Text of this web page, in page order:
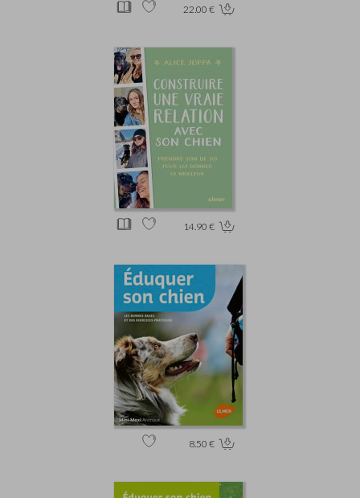
22.00 €
14.90 €
8.50 €